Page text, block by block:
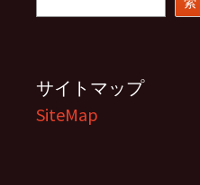
サイトマップ
SiteMap